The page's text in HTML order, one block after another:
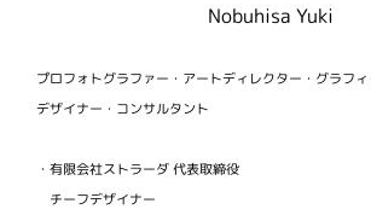
Nobuhisa Yuki
プロフォトグラファー・アートディレクター・グラフ
デザイナー・コンサルタント
・有限会社ストラーダ 代表取締役
チーフデザイナー